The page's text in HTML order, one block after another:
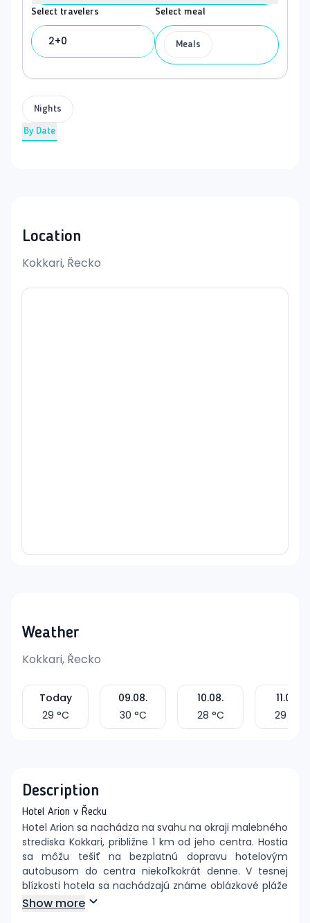
Select travelers
2+0
Select meal
Meals
Nights
By Date
Location
Kokkari, Řecko
Weather
Kokkari, Řecko
Today
29 °C
09.08.
30 °C
10.08.
28 °C
11.08.
29
Description
Hotel Arion v Řecku
Hotel Arion sa nachádza na svahu na okraji malebného
strediska Kokkari, približne 1 km od jeho centra. Hostia
sa môžu tešiť na bezplatnú dopravu hotelovým
autobusom do centra niekoľkokrát denne. V tesnej
blízkosti hotela sa nachádzajú známe oblázkové pláže
Lemonakia a Tsamadou, pričom hlavné mesto Samos
Show more